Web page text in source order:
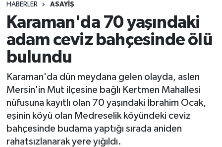
HABERLER ASAYIŞ
Karaman'da 70 yaşındaki
adam ceviz bahçesinde ölü
bulundu
Karaman'da dün meydana gelen olayda, aslen
Mersin'in Mut ilçesine bağlı Kertmen Mahallesi
nüfusuna kayıtlı olan 70 yaşındaki İbrahim Ocak,
eşinin köyü olan Medreselik köyündeki ceviz
bahçesinde budama yaptığı sırada aniden
rahatsızlanarak yere yığıldı.
Ulusal Haberler
Vefat Edenler